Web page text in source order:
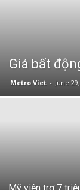
Giá bất
Metro Viet - June